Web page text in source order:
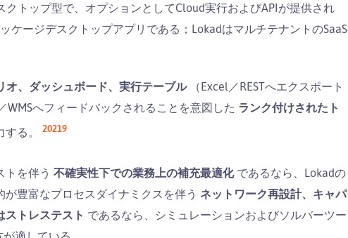
クトップ型で、オプションとしてCloud実行およびAPIが提供され
ケージデスクトップアプリである；LokadはマルチテナントのSaaS
オ、ダッシュボード、実行テーブル（Excel／RESTへエクスポート
WMSへフィードバックされることを意図した ランク付けされたト
する。 20219
トを伴う 不確実性下での業務上の補充最適化であるなら、Lokadの
豊富なプロセスダイナミクスを伴う ネットワーク再設計、キャパ
ストレステスト であるなら、シミュレーションおよびソルバーツー